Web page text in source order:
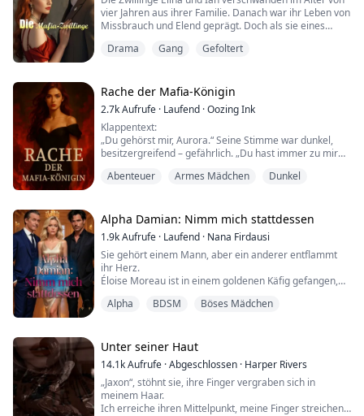
vier Jahren aus ihrer Familie. Danach war ihr Leben von
Missbrauch und Elend geprägt. Doch als sie eines
Mexikos entdeckt werden, nimmt eine Gang sie auf.
werden. Während dieses Jahres in Gefangenscha...
Drama Gang Gefoltert
Rache der Mafia-Königin
2.7kAufrufe · Laufend ·Oozing Ink
Klappentext:
„Du gehörst mir, Aurora.“ Seine Stimme war dunkel,
besitzergreifend – gefährlich. „Du hast immer zu mir
Sie sollte zurückschrecken. Sie sollte weglaufen. Aber
an die Vergangenheit, in die er sie zurückziehen will.
Eve Moretti dachte, sie sei nur eine gewöhnliche Frau ...
Abenteuer Armes Mädchen Dunkel
Alpha Damian: Nimm mich stattdessen
1.9kAufrufe · Laufend · Nana Firdausi
Sie gehört einem Mann, aber ein anderer entflammt
ihr Herz.
Éloise Moreau ist in einem goldenen Käfig gefangen,
ansieht, als Schachfigur, die er nach Belieben zur Schau
niemals aus der Reihe zu tanzen.
Bis zu ihm.
Damien kommt wie ein Stur...
Alpha BDSM Böses Mädchen
Unter seiner Haut
14.1kAufrufe ·Abgeschlossen · Harper Rivers
„Jaxon“, stöhnt sie, ihre Finger vergraben sich in
meinem Haar.
Ich erreiche ihren Mittelpunkt, meine Finger streichen